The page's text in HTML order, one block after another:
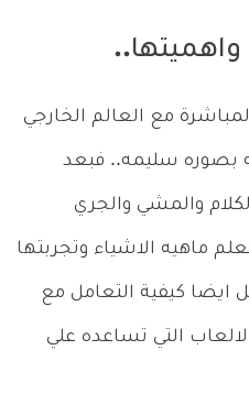
واهميتها..
مع العالم الخارجي
بصوره سليمه.. فبعد
والمشي والجري
ماهيه الاشياء وتجربتها
ايضا كيفية التعامل مع
التي تساعده علي